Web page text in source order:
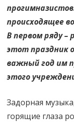
происходящее
В первом ряду –
этот праздник
важный год им
этого
Задорная
горящие глаза